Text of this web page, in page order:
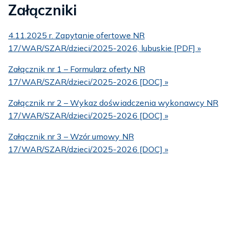
Załączniki
4.11.2025 r. Zapytanie ofertowe NR
17/WAR/SZAR/dzieci/2025-2026, lubuskie [PDF] »
Załącznik nr 1 – Formularz oferty NR
17/WAR/SZAR/dzieci/2025-2026 [DOC] »
Załącznik nr 2 – Wykaz doświadczenia wykonawcy NR
17/WAR/SZAR/dzieci/2025-2026 [DOC] »
Załącznik nr 3 – Wzór umowy NR
17/WAR/SZAR/dzieci/2025-2026 [DOC] »